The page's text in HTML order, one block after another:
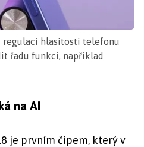
regulací hlasitosti telefonu
řadu funkcí, například
na AI
je prvním čipem, který v